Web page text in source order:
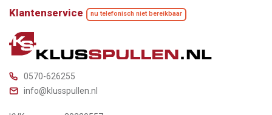
Klantenservice nu telefonisch niet bereikbaar
0570-626255
info@klusspullen.nl